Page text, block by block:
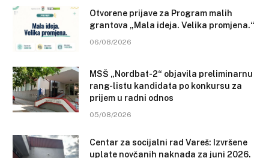
Otvorene prijave za Program malih
grantova „Mala ideja. Velika promjena.“
06/08/2026
MSŠ „Nordbat-2“ objavila preliminarnu
rang-listu kandidata po konkursu za
prijem u radni odnos
05/08/2026
Centar za socijalni rad Vareš: Izvršene
uplate novčanih naknada za juni 2026.